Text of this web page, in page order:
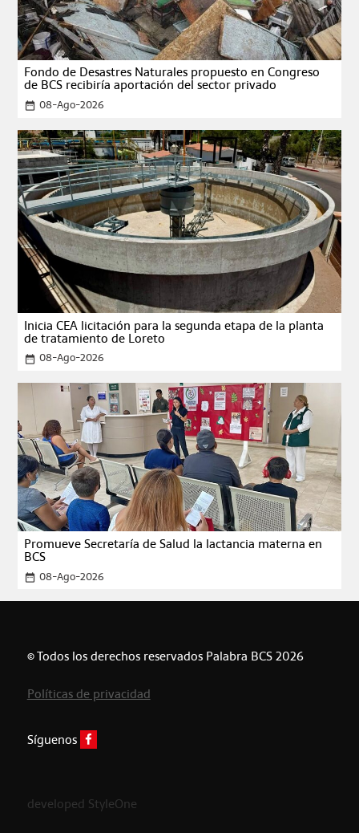
Fondo de Desastres Naturales propuesto en Congreso
de BCS recibiría aportación del sector privado
date_range 08-Ago-2026
Inicia CEA licitación para la segunda etapa de la planta
de tratamiento de Loreto
date_range 08-Ago-2026
Promueve Secretaría de Salud la lactancia materna en
BCS
date_range 08-Ago-2026
© Todos los derechos reservados Palabra BCS 2026
Políticas de privacidad
Síguenos
developed StyleOne